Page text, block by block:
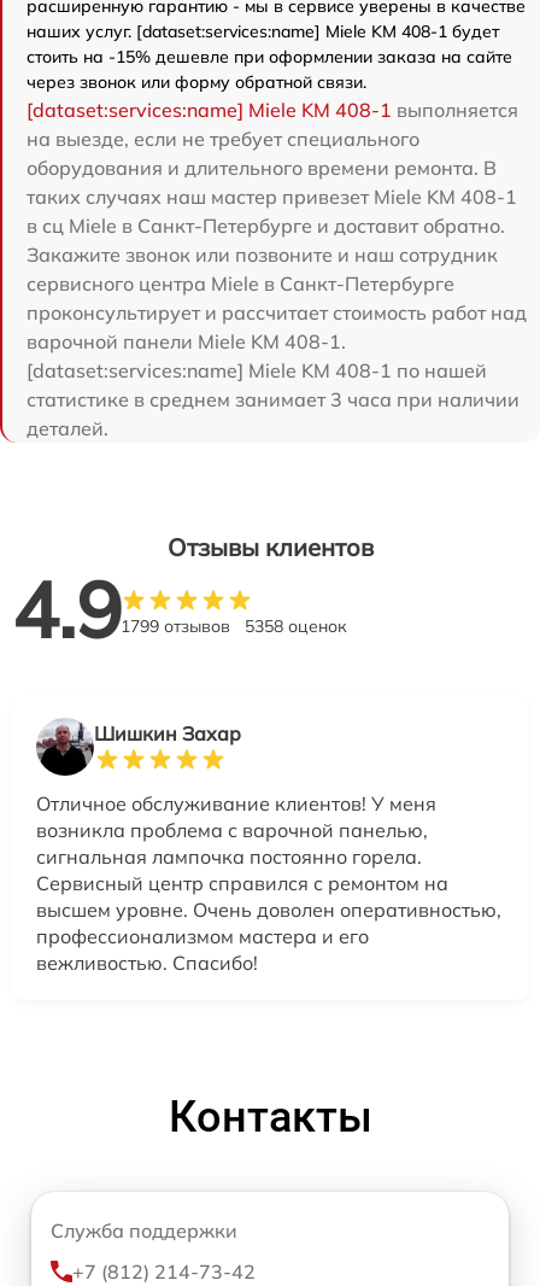
расширенную гарантию - мы в сервисе уверены в качестве
наших услуг. [dataset:services:name] Miele KM 408-1 будет
стоить на -15% дешевле при оформлении заказа на сайте
через звонок или форму обратной связи.
[dataset:services:name] Miele KM 408-1 выполняется
на выезде, если не требует специального
оборудования и длительного времени ремонта. В
таких случаях наш мастер привезет Miele KM 408-1
в сц Miele в Санкт-Петербурге и доставит обратно.
Закажите звонок или позвоните и наш сотрудник
сервисного центра Miele в Санкт-Петербурге
проконсультирует и рассчитает стоимость работ над
варочной панели Miele KM 408-1.
[dataset:services:name] Miele KM 408-1 по нашей
статистике в среднем занимает 3 часа при наличии
деталей.
Отзывы клиентов
4.91799 отзывов 5358 оценок
Шишкин Захар
Отличное обслуживание клиентов! У меня
возникла проблема с варочной панелью,
сигнальная лампочка постоянно горела.
Сервисный центр справился с ремонтом на
высшем уровне. Очень доволен оперативностью,
профессионализмом мастера и его
вежливостью. Спасибо!
Контакты
Служба поддержки
+7 (812) 214-73-42